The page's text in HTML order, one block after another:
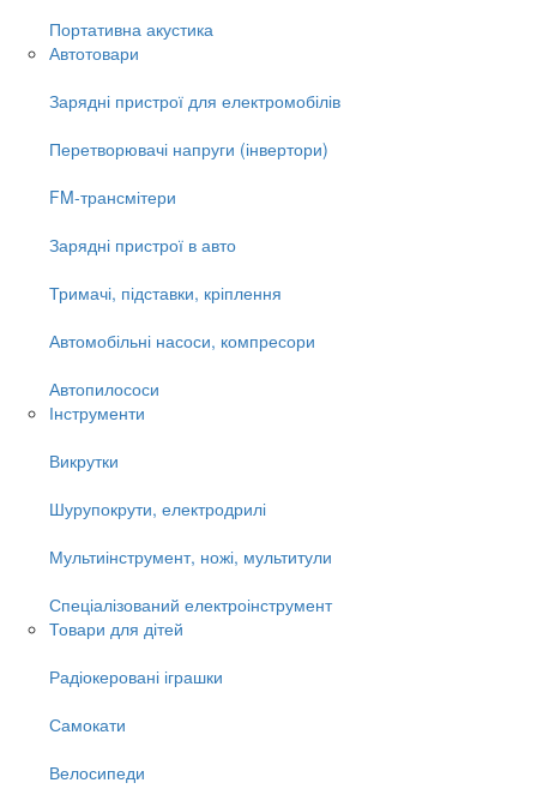
Портативна акустика
Автотовари
Зарядні пристрої для електромобілів
Перетворювачі напруги (інвертори)
FM-трансмітери
Зарядні пристрої в авто
Тримачі, підставки, кріплення
Автомобільні насоси, компресори
Автопилососи
Інструменти
Викрутки
Шурупокрути, електродрилі
Мультиінструмент, ножі, мультитули
Спеціалізований електроінструмент
Товари для дітей
Радіокеровані іграшки
Самокати
Велосипеди